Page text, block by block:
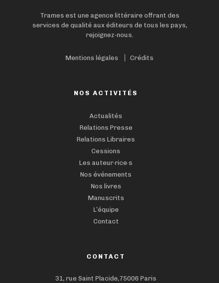
Trames est une agence littéraire offrant des
services de qualité aux éditeurs de tous les pays,
rejoignez-nous.
Mentions légales Crédits
NOS ACTIVITÉS
Actualités
Relations Presse
Relations Libraires
Cessions
Les auteur·rice·s
Nos événements
Nos livres
Manuscrits
L’équipe
Contact
CONTACT
31, rue Saint Placide,75006 Paris